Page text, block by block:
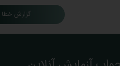
گزارش خطا